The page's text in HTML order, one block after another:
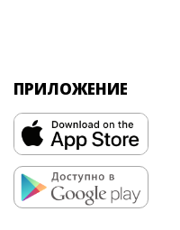
ПРИЛОЖЕНИЕ